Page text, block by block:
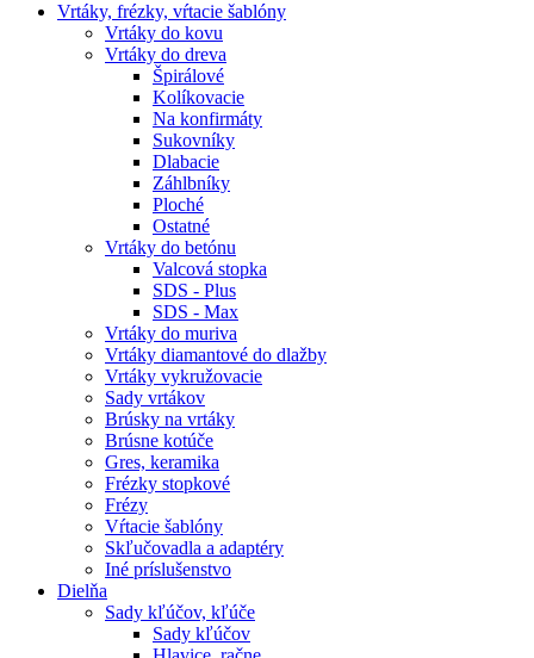
Vrtáky, frézky, vŕtacie šablóny
Vrtáky do kovu
Vrtáky do dreva
Špirálové
Kolíkovacie
Na konfirmáty
Sukovníky
Dlabacie
Záhlbníky
Ploché
Ostatné
Vrtáky do betónu
Valcová stopka
SDS - Plus
SDS - Max
Vrtáky do muriva
Vrtáky diamantové do dlažby
Vrtáky vykružovacie
Sady vrtákov
Brúsky na vrtáky
Brúsne kotúče
Gres, keramika
Frézky stopkové
Frézy
Vŕtacie šablóny
Skľučovadla a adaptéry
Iné príslušenstvo
Dielňa
Sady kľúčov, kľúče
Sady kľúčov